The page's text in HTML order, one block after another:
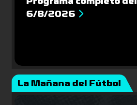
6/8/2026
La Mañana del Fútbol